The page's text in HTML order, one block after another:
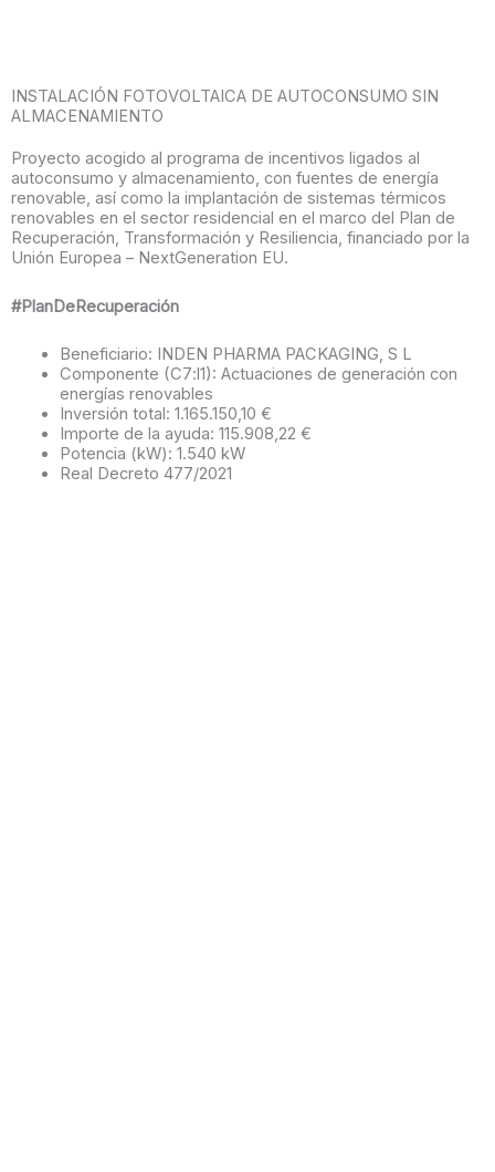
INSTALACIÓN FOTOVOLTAICA DE AUTOCONSUMO SIN
ALMACENAMIENTO
Proyecto acogido al programa de incentivos ligados al
autoconsumo y almacenamiento, con fuentes de energía
renovable, así como la implantación de sistemas térmicos
renovables en el sector residencial en el marco del Plan de
Recuperación, Transformación y Resiliencia, financiado por la
Unión Europea – NextGeneration EU.
#PlanDeRecuperación
Beneficiario: INDEN PHARMA PACKAGING, S L
Componente (C7:l1): Actuaciones de generación con
energías renovables
Inversión total: 1.165.150,10 €
Importe de la ayuda: 115.908,22 €
Potencia (kW): 1.540 kW
Real Decreto 477/2021